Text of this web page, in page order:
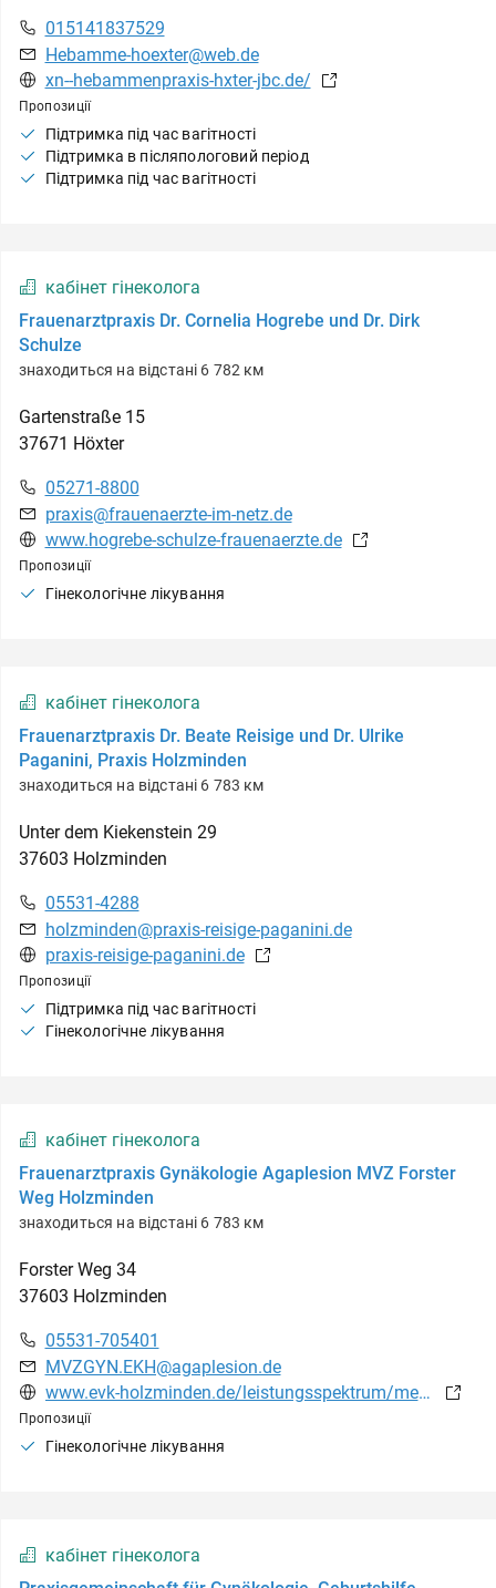
015141837529
Hebamme-hoexter@web.de
xn--hebammenpraxis-hxter-jbc.de/
Пропозиції
Підтримка під час вагітності
Підтримка в післяпологовий період
Підтримка під час вагітності
кабінет гінеколога
Frauenarztpraxis Dr. Cornelia Hogrebe und Dr. Dirk
Schulze
знаходиться на відстані 6 782 км
Gartenstraße 15
37671 Höxter
05271-8800
praxis@frauenaerzte-im-netz.de
www.hogrebe-schulze-frauenaerzte.de
Пропозиції
Гінекологічне лікування
кабінет гінеколога
Frauenarztpraxis Dr. Beate Reisige und Dr. Ulrike
Paganini, Praxis Holzminden
знаходиться на відстані 6 783 км
Unter dem Kiekenstein 29
37603 Holzminden
05531-4288
holzminden@praxis-reisige-paganini.de
praxis-reisige-paganini.de
Пропозиції
Підтримка під час вагітності
Гінекологічне лікування
кабінет гінеколога
Frauenarztpraxis Gynäkologie Agaplesion MVZ Forster
Weg Holzminden
знаходиться на відстані 6 783 км
Forster Weg 34
37603 Holzminden
05531-705401
MVZGYN.EKH@agaplesion.de
www.evk-holzminden.de/leistungsspektrum/medizinische-versorgungszentren/mvz-forster-weg-holzminden/praxis-fuer-gynaekologie
Пропозиції
Гінекологічне лікування
кабінет гінеколога